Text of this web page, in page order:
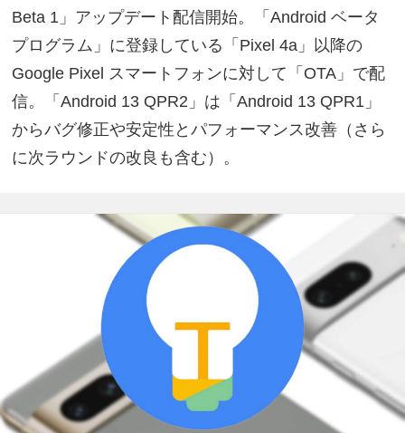
Beta 1」アップデート配信開始。「Android ベータ
プログラム」に登録している「Pixel 4a」以降の
Google Pixel スマートフォンに対して「OTA」で配
信。「Android 13 QPR2」は「Android 13 QPR1」
からバグ修正や安定性とパフォーマンス改善（さら
に次ラウンドの改良も含む）。